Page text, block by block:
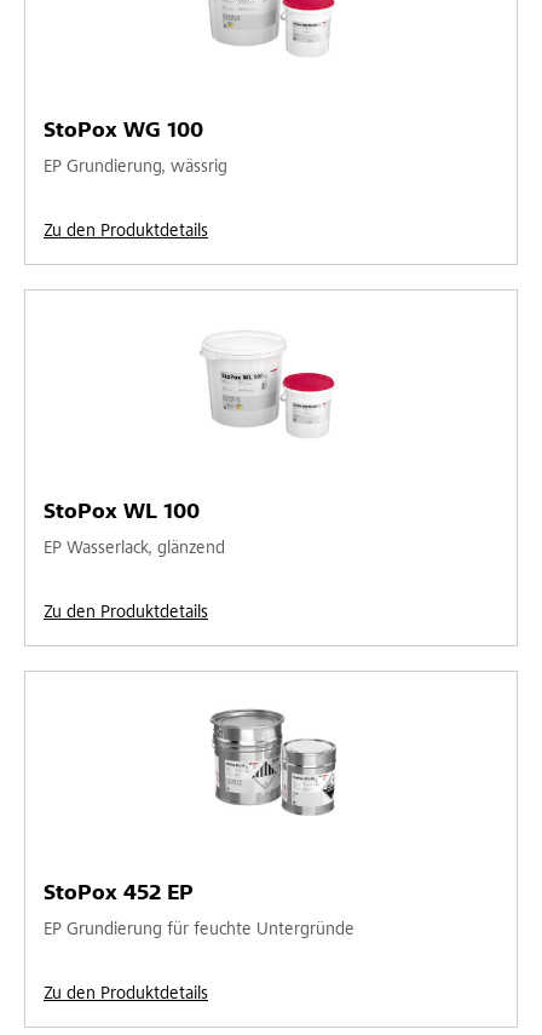
StoPox WG 100
EP Grundierung, wässrig
Zu den Produktdetails
StoPox WL 100
EP Wasserlack, glänzend
Zu den Produktdetails
StoPox 452 EP
EP Grundierung für feuchte Untergründe
Zu den Produktdetails